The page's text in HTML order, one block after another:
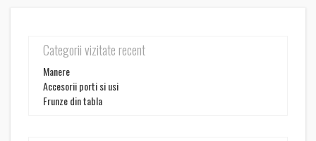
Categorii vizitate recent
Manere
Accesorii porti si usi
Frunze din tabla